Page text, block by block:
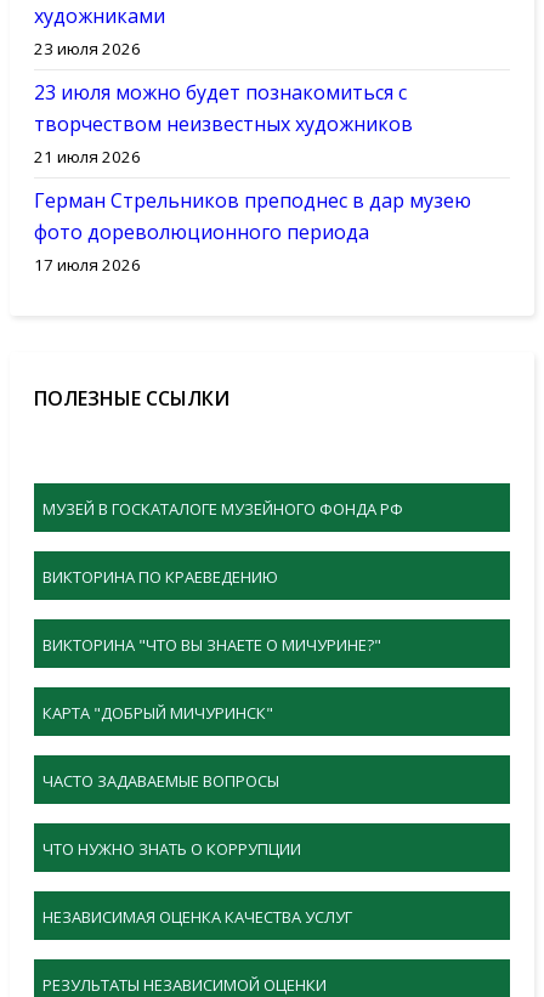
художниками
23 июля 2026
23 июля можно будет познакомиться с
творчеством неизвестных художников
21 июля 2026
Герман Стрельников преподнес в дар музею
фото дореволюционного периода
17 июля 2026
ПОЛЕЗНЫЕ ССЫЛКИ
МУЗЕЙ В ГОСКАТАЛОГЕ МУЗЕЙНОГО ФОНДА РФ
ВИКТОРИНА ПО КРАЕВЕДЕНИЮ
ВИКТОРИНА "ЧТО ВЫ ЗНАЕТЕ О МИЧУРИНЕ?"
КАРТА "ДОБРЫЙ МИЧУРИНСК"
ЧАСТО ЗАДАВАЕМЫЕ ВОПРОСЫ
ЧТО НУЖНО ЗНАТЬ О КОРРУПЦИИ
НЕЗАВИСИМАЯ ОЦЕНКА КАЧЕСТВА УСЛУГ
РЕЗУЛЬТАТЫ НЕЗАВИСИМОЙ ОЦЕНКИ